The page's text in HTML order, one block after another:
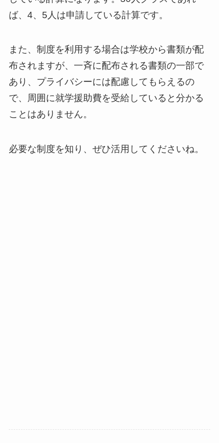
ば、4、5人は申請している計算です。
また、制度を利用する場合は学校から書類が配
布されますが、一斉に配布される書類の一部で
あり、プライバシーには配慮してもらえるの
で、周囲に就学援助費を受給していると分かる
ことはありません。
必要な制度を知り、ぜひ活用してくださいね。